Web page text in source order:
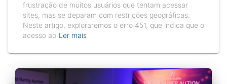
frustração de muitos usuários que tentam acessar
sites, mas se deparam com restrições geográficas.
Neste artigo, exploraremos o erro 451, que indica que o
acesso ao Ler mais